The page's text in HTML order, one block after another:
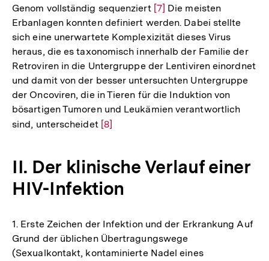
Genom vollständig sequenziert Zur
Auflösung
der
Fußnote
[7] Die meisten
Erbanlagen konnten definiert werden. Dabei stellte
sich eine unerwartete Komplexizität dieses Virus
heraus, die es taxonomisch innerhalb der Familie der
Retroviren in die Untergruppe der Lentiviren einordnet
und damit von der besser untersuchten Untergruppe
der Oncoviren, die in Tieren für die Induktion von
bösartigen Tumoren und Leukämien verantwortlich
sind, unterscheidet Zur
Fußnote
[8]
II. Der klinische Verlauf einer
HIV-Infektion
1. Erste Zeichen der Infektion und der Erkrankung Auf
Grund der üblichen Übertragungswege
(Sexualkontakt, kontaminierte Nadel eines